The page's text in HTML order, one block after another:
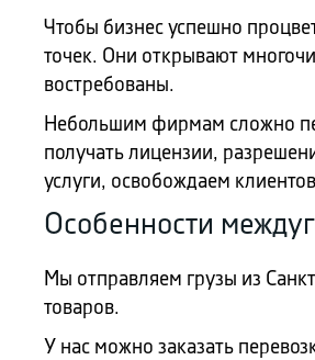
Чтобы бизнес успешно
точек. Они открывают
востребованы.
Небольшим фирмам сложно
получать лицензии,
услуги, освобождаем
Особенности
Мы отправляем грузы из
товаров.
У нас можно заказать